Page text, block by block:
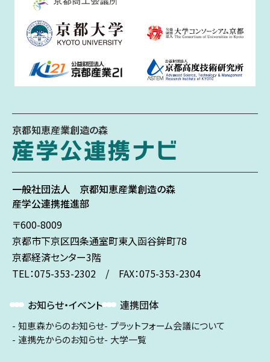
京都知恵産業創造の森
一般社団法人 京都知恵産業創造の森
産学公連携推進部
〒600-8009
京都市下京区四条通室町東入函谷鉾町78
京都経済センター3階
TEL：075-353-2302 / FAX：075-353-2304
お知らせ・イベント
知恵森からのお知らせ
連携先からのお知らせ
連携団体
プラットフォーム会議について
大学一覧